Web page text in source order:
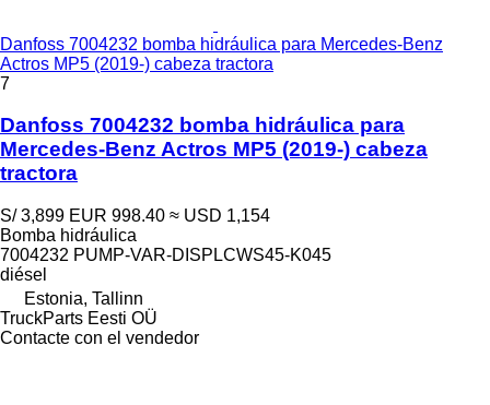
Danfoss 7004232 bomba hidráulica para Mercedes-Benz
Actros MP5 (2019-) cabeza tractora
7
Danfoss 7004232 bomba hidráulica para
Mercedes-Benz Actros MP5 (2019-) cabeza
tractora
S/ 3,899 EUR 998.40 ≈ USD 1,154
Bomba hidráulica
7004232 PUMP-VAR-DISPLCWS45-K045
diésel
Estonia, Tallinn
TruckParts Eesti OÜ
Contacte con el vendedor